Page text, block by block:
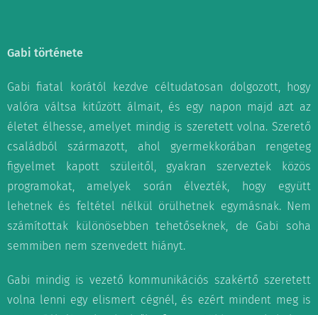
Gabi története
Gabi fiatal korától kezdve céltudatosan dolgozott, hogy
valóra váltsa kitűzött álmait, és egy napon majd azt az
életet élhesse, amelyet mindig is szeretett volna. Szerető
családból származott, ahol gyermekkorában rengeteg
figyelmet kapott szüleitől, gyakran szerveztek közös
programokat, amelyek során élvezték, hogy együtt
lehetnek és feltétel nélkül örülhetnek egymásnak. Nem
számítottak különösebben tehetőseknek, de Gabi soha
semmiben nem szenvedett hiányt.
Gabi mindig is vezető kommunikációs szakértő szeretett
volna lenni egy elismert cégnél, és ezért mindent meg is